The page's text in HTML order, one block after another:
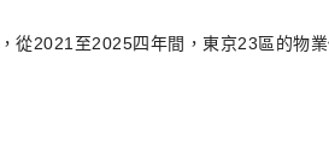
從2021至2025四年間，東京23區的物業